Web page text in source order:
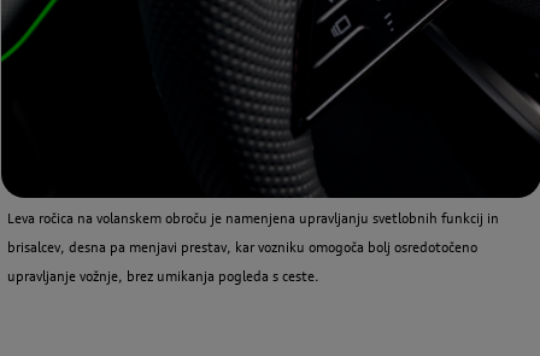
Leva ročica na volanskem obroču je namenjena upravljanju svetlobnih funkcij in
brisalcev, desna pa menjavi prestav, kar vozniku omogoča bolj osredotočeno
upravljanje vožnje, brez umikanja pogleda s ceste.